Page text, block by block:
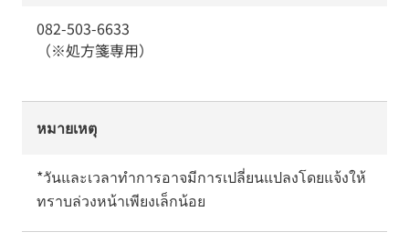
082-503-6633
（※処方箋専用）
หมายเหตุ
*วันและเวลาทำการอาจมีการเปลี่ยนแปลงโดยแจ้งให้
ทราบล่วงหน้าเพียงเล็กน้อย